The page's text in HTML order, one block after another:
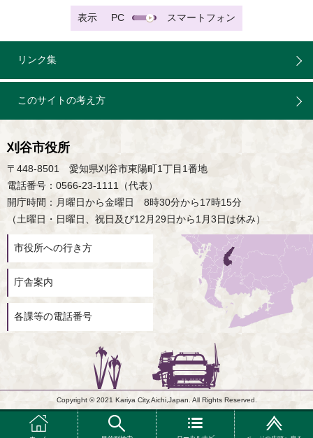
表示 PC スマートフォン
リンク集
このサイトの考え方
刈谷市役所
〒448-8501 愛知県刈谷市東陽町1丁目1番地
電話番号：0566-23-1111（代表）
開庁時間：月曜日から金曜日 8時30分から17時15分
（土曜日・日曜日、祝日及び12月29日から1月3日は休み）
市役所への行き方
庁舎案内
各課等の電話番号
Copyright © 2021 Kariya City,Aichi,Japan. All Rights Reserved.